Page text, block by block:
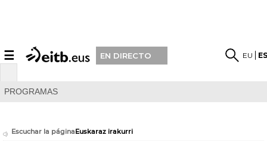
☰ EN DIRECTO EU
PROGRAMAS
Escuchar la páginaEuskaraz irakurri